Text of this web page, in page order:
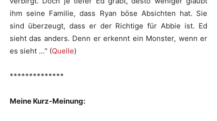
ihm seine Familie, dass Ryan böse Absichten hat. Sie
sind überzeugt, dass er der Richtige für Abbie ist. Ed
sieht das anders. Denn er erkennt ein Monster, wenn er
es sieht …“ (Quelle)
**************
Meine Kurz-Meinung: